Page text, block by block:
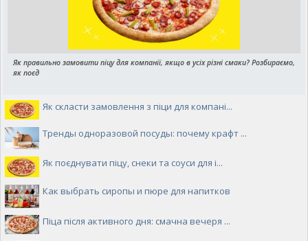
Як правильно замовити піцу для компанії, якщо в усіх різні смаки? Розбираємо,
як поєд
Як скласти замовлення з піци для компані...
Тренды одноразовой посуды: почему крафт ...
Як поєднувати піцу, снеки та соуси для і...
Как выбрать сиропы и пюре для напитков
Піца після активного дня: смачна вечеря ...